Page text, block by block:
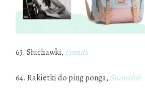
63. Słuchawki, Frends
64. Rakietki do ping ponga, Sunnylife